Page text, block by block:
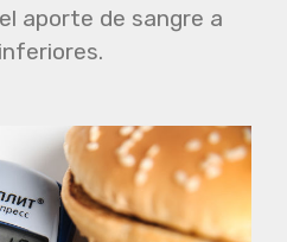
aporte de sangre a